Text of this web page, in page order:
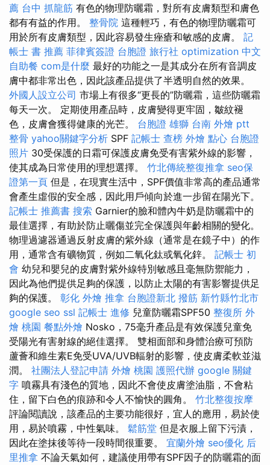
薦 台中 抓龍筋 有色的物理防曬霜，對所有皮膚類型和膚色
都有有益的作用。 整骨院 這種輕巧，有色的物理防曬霜可
用於所有皮膚類型，因此容易發生痤瘡和敏感的皮膚。 記
帳士 書 推薦 菲律賓簽證 台胞證 旅行社 optimization 中文
自助餐 com是什麼 最好的功能之一是其成分在所有音調皮
膚中都非常出色，因此該產品提供了半透明自然的效果。
外國人設立公司 市場上有很多“更長的”防曬霜，這些防曬霜
每天一次。 定期使用產品時，皮膚變得更牢固，皺紋褪
色，皮膚會獲得健康的光芒。 台胞證 雄獅 台南 外燴 ptt
整骨 yahoo關鍵字分析 SPF 記帳士 查榜 外燴 點心 台胞證
照片 30受保護的日霜可保護皮膚免受有害紫外線的影響，
使其成為日常使用的理想選擇。 竹北傳統整復推拿 seo保
證第一頁 但是，在現實生活中，SPF價值非常高的產品通常
會產生虛假的安全感，因此用戶傾向於進一步留在陽光下。
記帳士 推薦書 搜索 Garnier的臉和體內牛奶是防曬霜中的
最佳選擇，有助於防止曬傷並完全保護與年齡相關的變化。
物理過濾器通過反射皮膚的紫外線（通常是在鏡子中）的作
用，通常含有礦物質，例如二氧化鈦或氧化鋅。 記帳士 初
會 幼兒和嬰兒的皮膚對紫外線特別敏感且毫無防禦能力，
因此為他們提供足夠的保護，以防止太陽的有害影響提供足
夠的保護。 彰化 外燴 推拿 台胞證新北 撥筋 新竹縣竹北市
google seo ssl 記帳士 進修 兒童防曬霜SPF50 整復所 外
燴 桃園 餐點外燴 Nosko，75毫升產品是有效保護兒童免
受陽光有害射線的絕佳選擇。 雙相面部和身體治療可預防
蘆薈和維生素E免受UVA/UVB輻射的影響，使皮膚柔軟並滋
潤。 社團法人登記申請 外燴 桃園 護照代辦 google 關鍵
字 噴霧具有淺色的質地，因此不會使皮膚塗油脂，不會粘
住，留下白色的痕跡和令人不愉快的圓角。 竹北整復按摩
評論閱讀說，該產品的主要功能很好，宜人的應用，易於使
用，易於噴霧，中性氣味。 鬆筋堂 但是衣服上留下污漬，
因此在塗抹後等待一段時間很重要。 宜蘭外燴 seo優化 后
里推拿 不論天氣如何，建議使用帶有SPF因子的防曬霜的面